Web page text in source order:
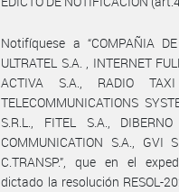
Notifíquese a “COMPAÑIA
ULTRATEL S.A. , INTERNET
ACTIVA S.A., RADIO TAXI
TELECOMMUNICATIONS
S.R.L., FITEL S.A.,
COMMUNICATION S.A., GVI
C.TRANSP.”, que en el
dictado la resolución RESOL-